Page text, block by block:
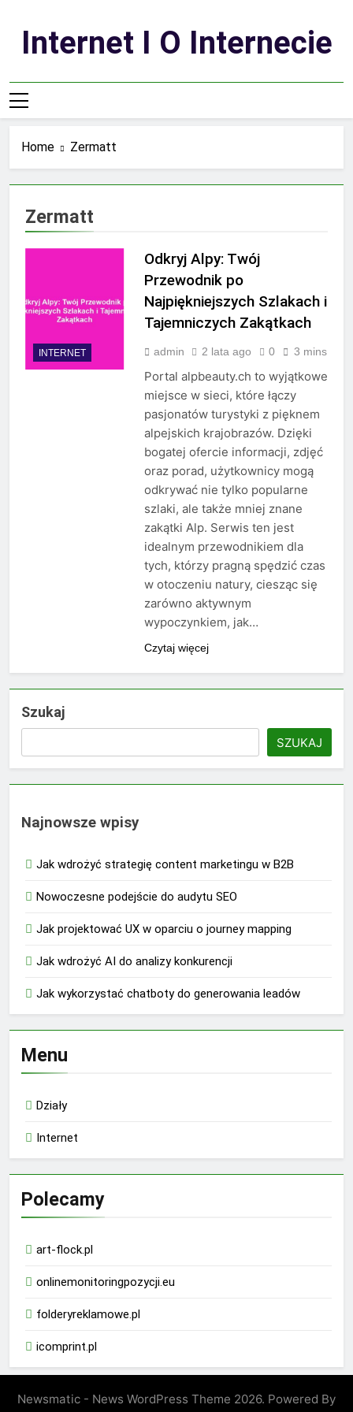
contentInternet I O Internecie
Home Zermatt
Zermatt
INTERNET
Odkryj Alpy: Twój
Przewodnik po
Najpiękniejszych Szlakach i
Tajemniczych Zakątkach
admin 2 lata ago 0 3 mins
Portal alpbeauty.ch to wyjątkowe
miejsce w sieci, które łączy
pasjonatów turystyki z pięknem
alpejskich krajobrazów. Dzięki
bogatej ofercie informacji, zdjęć
oraz porad, użytkownicy mogą
odkrywać nie tylko popularne
szlaki, ale także mniej znane
zakątki Alp. Serwis ten jest
idealnym przewodnikiem dla
tych, którzy pragną spędzić czas
w otoczeniu natury, ciesząc się
zarówno aktywnym
wypoczynkiem, jak…
Czytaj więcej
Szukaj
SZUKAJ
Najnowsze wpisy
Jak wdrożyć strategię content marketingu w B2B
Nowoczesne podejście do audytu SEO
Jak projektować UX w oparciu o journey mapping
Jak wdrożyć AI do analizy konkurencji
Jak wykorzystać chatboty do generowania leadów
Menu
Działy
Internet
Polecamy
art-flock.pl
onlinemonitoringpozycji.eu
folderyreklamowe.pl
icomprint.pl
Newsmatic - News WordPress Theme 2026. Powered By